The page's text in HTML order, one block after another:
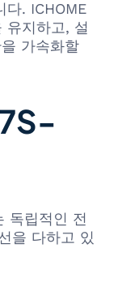
다. ICHOME
유지하고, 설
가속화할
독립적인 전
을 다하고 있